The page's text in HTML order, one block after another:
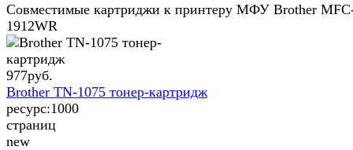
Совместимые картриджи к принтеру МФУ Brother
1912WR
977руб.
Brother TN-1075 тонер-картридж
ресурс:1000
страниц
new